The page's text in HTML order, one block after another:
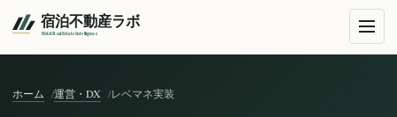
ホーム 運営・DX レベマネ実装